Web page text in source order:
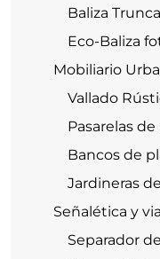
Baliza
Eco-Baliza
Mobiliario
Vallado
Pasarelas
Bancos de
Jardineras
Señalética y
Separador